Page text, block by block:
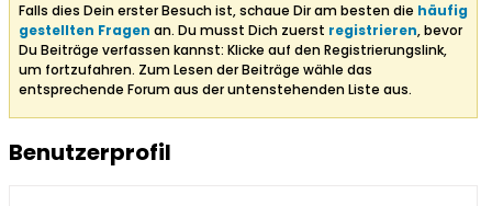
Falls dies Dein erster Besuch ist, schaue Dir am besten die häufig
gestellten Fragen an. Du musst Dich zuerst registrieren, bevor
Du Beiträge verfassen kannst: Klicke auf den Registrierungslink,
um fortzufahren. Zum Lesen der Beiträge wähle das
entsprechende Forum aus der untenstehenden Liste aus.
Benutzerprofil